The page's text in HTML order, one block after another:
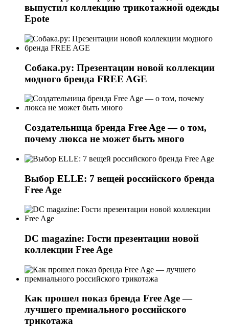
выпустил коллекцию трикотажной одежды
Epote
Собака.ру: Презентации новой коллекции
модного бренда FREE AGE
Создательница бренда Free Age — о том,
почему люкса не может быть много
Выбор ELLE: 7 вещей российского бренда
Free Age
DC magazine: Гости презентации новой
коллекции Free Age
Как прошел показ бренда Free Age —
лучшего премиального российского
трикотажа